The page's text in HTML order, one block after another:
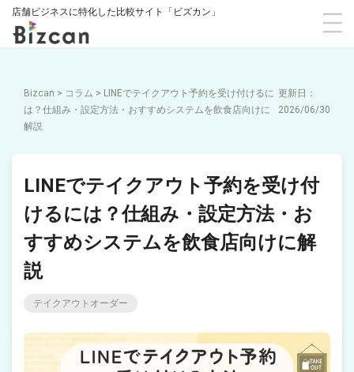
店舗ビジネスに特化した比較サイト「ビズカン」
Bizcan > コラム > LINEでテイクアウト予約を受け付けるに
は？仕組み・設定方法・おすすめシステムを飲食店向けに
解説
2026/06/30
LINEでテイクアウト予約を受け付
けるには？仕組み・設定方法・お
すすめシステムを飲食店向けに解
説
テイクアウトオーダー